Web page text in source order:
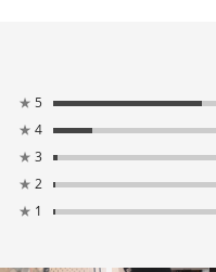
★ 5
★ 4
★ 3
★ 2
★ 1